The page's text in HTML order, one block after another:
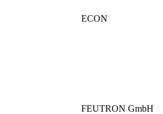
ECON
FEUTRON GmbH